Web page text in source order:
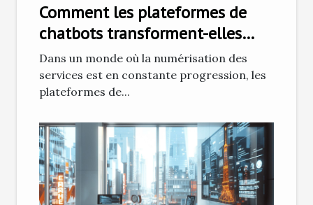
Comment les plateformes de
chatbots transforment-elles
l'interaction client ?
Dans un monde où la numérisation des
services est en constante progression, les
plateformes de...